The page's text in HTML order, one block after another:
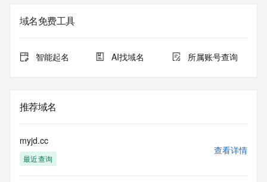
域名免费工具
智能起名 AI找域名 所属账号查询
推荐域名
myjd.cc
最近查询
查看详情